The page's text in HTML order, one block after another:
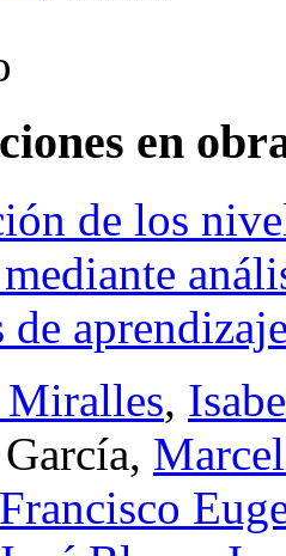
en
de los
de
,
Francisco